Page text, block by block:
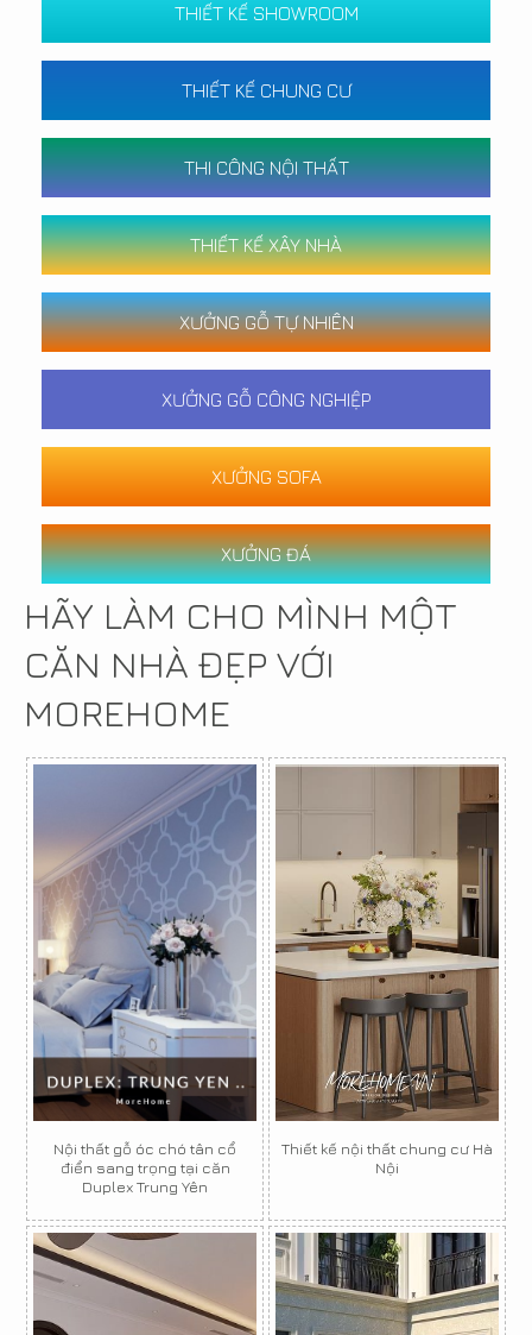
THIẾT KẾ SHOWROOM
THIẾT KẾ CHUNG CƯ
THI CÔNG NỘI THẤT
THIẾT KẾ XÂY NHÀ
XƯỞNG GỖ TỰ NHIÊN
XƯỞNG GỖ CÔNG NGHIỆP
XƯỞNG SOFA
XƯỞNG ĐÁ
HÃY LÀM CHO MÌNH MỘT
CĂN NHÀ ĐẸP VỚI
MOREHOME
Nội thất gỗ óc chó tân cổ
điển sang trọng tại căn
Duplex Trung Yên
Thiết kế nội thất chung cư Hà
Nội